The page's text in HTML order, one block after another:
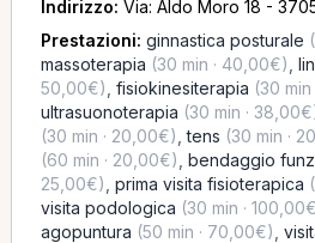
Indirizzo: Via: Aldo Moro 18 -
Prestazioni: ginnastica posturale
massoterapia (30 min · 40,00€)
50,00€) fisiokinesiterapia (30
ultrasuonoterapia (30 min ·
(30 min · 20,00€) ,tens (30 min ·
(60 min · 20,00€) bendaggio
25,00€) prima visita fisioterapica
visita podologica (30 min ·
agopuntura (50 min · 70,00€)